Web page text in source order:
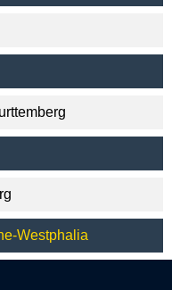
Westphalia